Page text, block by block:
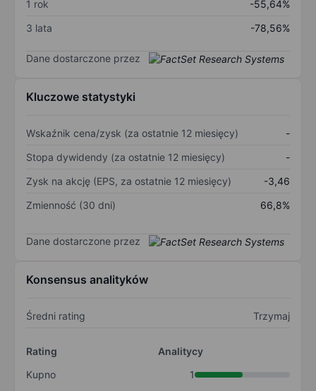
1 rok
-55,64%
3 lata
-78,56%
Dane dostarczone przez
Kluczowe statystyki
Wskaźnik cena/zysk (za ostatnie 12 miesięcy)
-
Stopa dywidendy (za ostatnie 12 miesięcy)
-
Zysk na akcję (EPS, za ostatnie 12 miesięcy)
-3,46
Zmienność (30 dni)
66,8%
Dane dostarczone przez
Konsensus analityków
Średni rating Trzymaj
Rating
Analitycy
Kupno
1